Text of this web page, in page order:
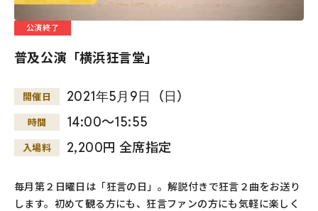
公演終了
普及公演「横浜狂言堂」
開催日 2021年5月 9日 （日）
時間 14:00～15:55
入場料 2,200円 全席指定
毎月第２日曜日は「狂言の日」。解説付きで狂言２曲をお送り
します。初めて観る方にも、狂言ファンの方にも気軽に楽しく